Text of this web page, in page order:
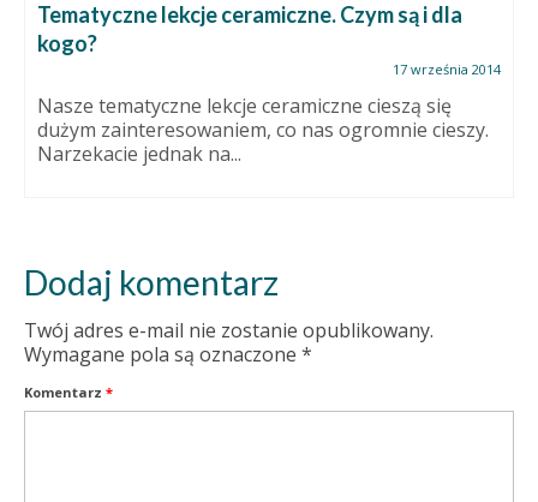
Tematyczne lekcje ceramiczne. Czym są i dla
kogo?
17 września 2014
Nasze tematyczne lekcje ceramiczne cieszą się
dużym zainteresowaniem, co nas ogromnie cieszy.
Narzekacie jednak na...
Dodaj komentarz
Twój adres e-mail nie zostanie opublikowany.
Wymagane pola są oznaczone *
Komentarz *